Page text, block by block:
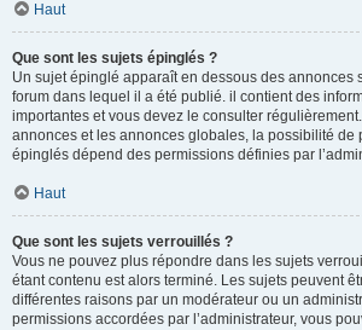
Haut
Que sont les sujets épinglés ?
Un sujet épinglé apparaît en dessous des annonces
forum dans lequel il a été publié. il contient des
importantes et vous devez le consulter
annonces et les annonces globales, la possibilité de
épinglés dépend des permissions définies par
Haut
Que sont les sujets verrouillés ?
Vous ne pouvez plus répondre dans les sujets
étant contenu est alors terminé. Les sujets peuvent
différentes raisons par un modérateur ou un
permissions accordées par l’administrateur, vous